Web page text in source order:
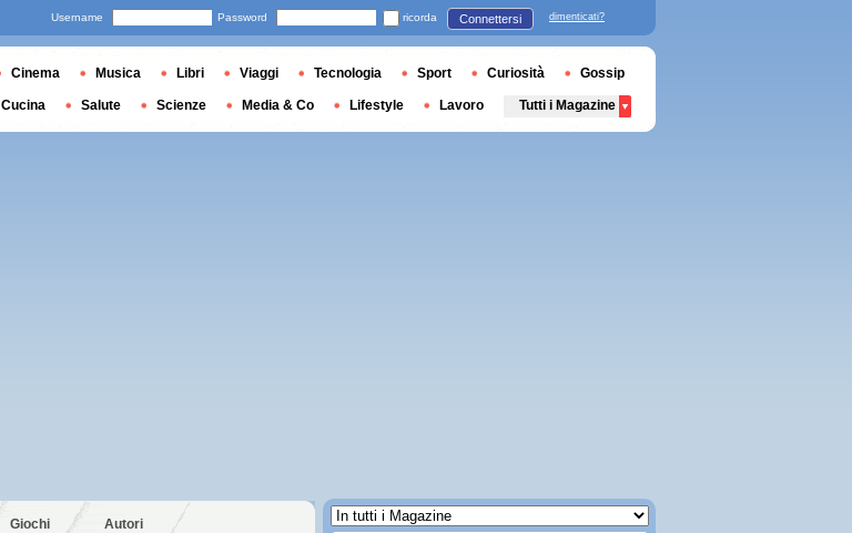
Giochi Autori
Username Password ricorda Connettersi dimenticati?
Cinema Musica Libri Viaggi Tecnologia Sport Curiosità Gossip
Cucina Salute Scienze Media & Co Lifestyle Lavoro Tutti i Magazine